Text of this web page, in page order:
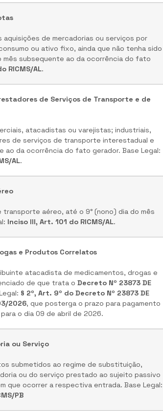
de mercadorias ou serviços por
ou ativo fixo, ainda que não tenha sido
mês subsequente ao da ocorrência do fato
RICMS/AL.
de Serviços de Transporte e de
atacadistas ou varejistas; industriais,
de serviços de transporte interestadual e
ao da ocorrência do fato gerador. Base Legal:
AL.
aéreo, até o 9° (nono) dia do mês
Inciso III, Art. 101 do RICMS/AL.
e Produtos Correlatos
atacadista de medicamentos, drogas e
de que trata o Decreto Nº 23873 DE
§ 2º, Art. 9º do Decreto Nº 23873 DE
2026, que posterga o prazo para pagamento
o dia 09 de abril de 2026.
ou Serviço
submetidos ao regime de substituição,
ou do serviço prestado ao sujeito passivo
que ocorrer a respectiva entrada. Base Legal:
PB